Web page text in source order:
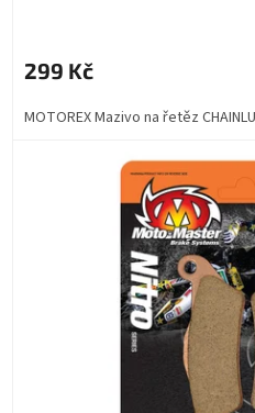
299 Kč
MOTOREX Mazivo na řetěz